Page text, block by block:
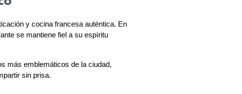
y cocina francesa auténtica. En
se mantiene fiel a su espíritu
más emblemáticos de la ciudad,
sin prisa.